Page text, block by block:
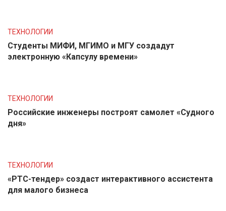
ТЕХНОЛОГИИ
Студенты МИФИ, МГИМО и МГУ создадут
электронную «Капсулу времени»
ТЕХНОЛОГИИ
Российские инженеры построят самолет «Судного
дня»
ТЕХНОЛОГИИ
«РТС-тендер» создаст интерактивного ассистента
для малого бизнеса